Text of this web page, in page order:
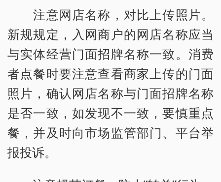
注意网店名称，对比上传照片。
新规规定，入网商户的网店名称应当
与实体经营门面招牌名称一致。消费
者点餐时要注意查看商家上传的门面
照片，确认网店名称与门面招牌名称
是否一致，如发现不一致，要慎重点
餐，并及时向市场监管部门、平台举
报投诉。